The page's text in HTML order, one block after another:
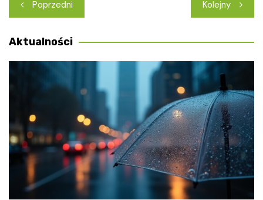
wpisu
Poprzedni Kolejny
Aktualności